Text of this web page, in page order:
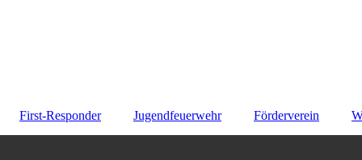
First-Responder Jugendfeuerwehr Förderverein